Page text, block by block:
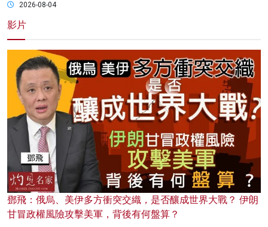
2026-08-04
影片
鄧飛：俄烏、美伊多方衝突交織，是否釀成世界大戰？ 伊朗
甘冒政權風險攻擊美軍，背後有何盤算？